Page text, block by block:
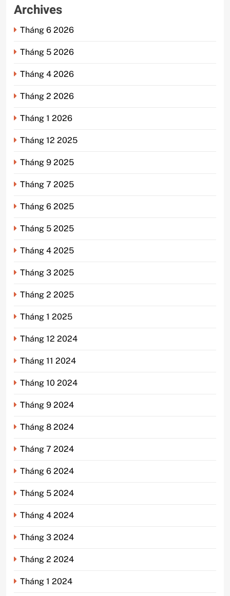
Archives
Tháng 6 2026
Tháng 5 2026
Tháng 4 2026
Tháng 2 2026
Tháng 1 2026
Tháng 12 2025
Tháng 9 2025
Tháng 7 2025
Tháng 6 2025
Tháng 5 2025
Tháng 4 2025
Tháng 3 2025
Tháng 2 2025
Tháng 1 2025
Tháng 12 2024
Tháng 11 2024
Tháng 10 2024
Tháng 9 2024
Tháng 8 2024
Tháng 7 2024
Tháng 6 2024
Tháng 5 2024
Tháng 4 2024
Tháng 3 2024
Tháng 2 2024
Tháng 1 2024